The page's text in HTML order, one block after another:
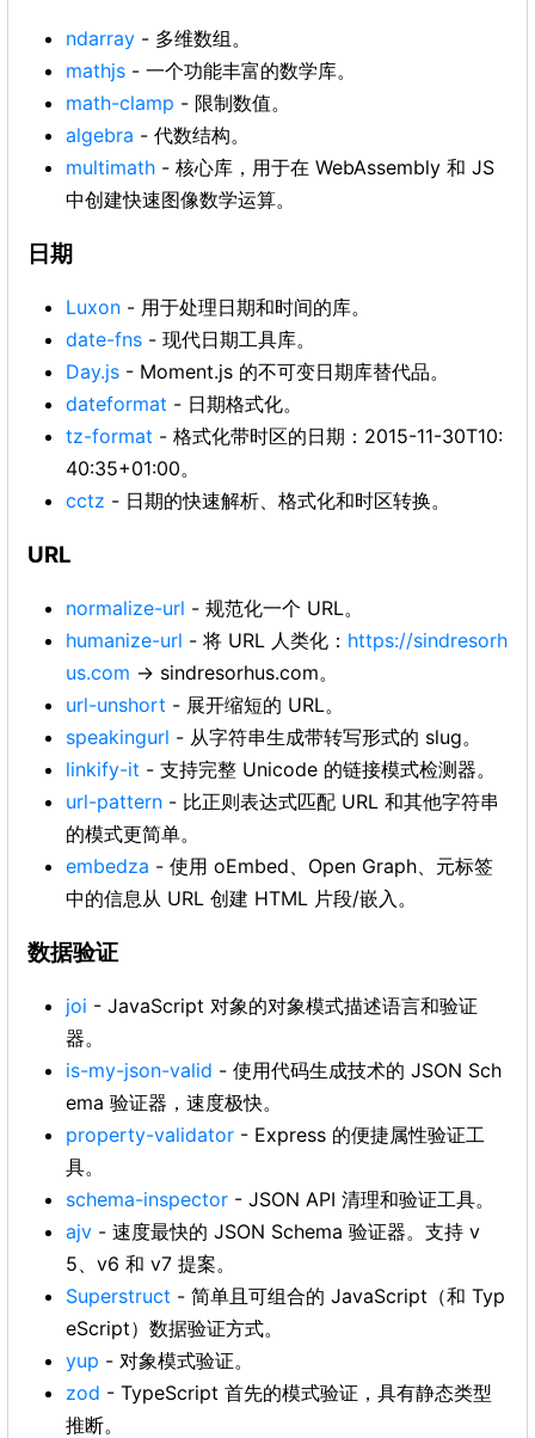
ndarray - 多维数组。
mathjs - 一个功能丰富的数学库。
math-clamp - 限制数值。
algebra - 代数结构。
multimath - 核心库，用于在 WebAssembly 和 JS
中创建快速图像数学运算。
日期
Luxon - 用于处理日期和时间的库。
date-fns - 现代日期工具库。
Day.js - Moment.js 的不可变日期库替代品。
dateformat - 日期格式化。
tz-format - 格式化带时区的日期：2015-11-30T10:
40:35+01:00。
cctz - 日期的快速解析、格式化和时区转换。
URL
normalize-url - 规范化一个 URL。
humanize-url - 将 URL 人类化： https://sindresorh
us.com → sindresorhus.com。
url-unshort - 展开缩短的 URL。
speakingurl - 从字符串生成带转写形式的 slug。
linkify-it - 支持完整 Unicode 的链接模式检测器。
url-pattern - 比正则表达式匹配 URL 和其他字符串
的模式更简单。
embedza - 使用 oEmbed、Open Graph、元标签
中的信息从 URL 创建 HTML 片段/嵌入。
数据验证
joi - JavaScript 对象的对象模式描述语言和验证
器。
is-my-json-valid - 使用代码生成技术的 JSON Sch
ema 验证器，速度极快。
property-validator - Express 的便捷属性验证工
具。
schema-inspector - JSON API 清理和验证工具。
ajv - 速度最快的 JSON Schema 验证器。支持 v
5、v6 和 v7 提案。
Superstruct - 简单且可组合的 JavaScript（和 Typ
eScript）数据验证方式。
yup - 对象模式验证。
zod - TypeScript 首先的模式验证，具有静态类型
推断。